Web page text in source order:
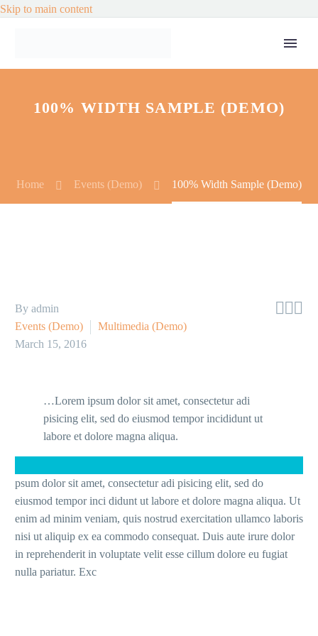
Skip to main content
100% WIDTH SAMPLE (DEMO)
Home Events (Demo) 100% Width Sample (Demo)

By admin
Events (Demo)
Multimedia (Demo)
March 15, 2016
…Lorem ipsum dolor sit amet, consectetur adi
pisicing elit, sed do eiusmod tempor incididunt ut
labore et dolore magna aliqua.
psum dolor sit amet, consectetur adi pisicing elit, sed do
eiusmod tempor inci didunt ut labore et dolore magna aliqua. Ut
enim ad minim veniam, quis nostrud exercitation ullamco laboris
nisi ut aliquip ex ea commodo consequat. Duis aute irure dolor
in reprehenderit in voluptate velit esse cillum dolore eu fugiat
nulla pariatur. Exc